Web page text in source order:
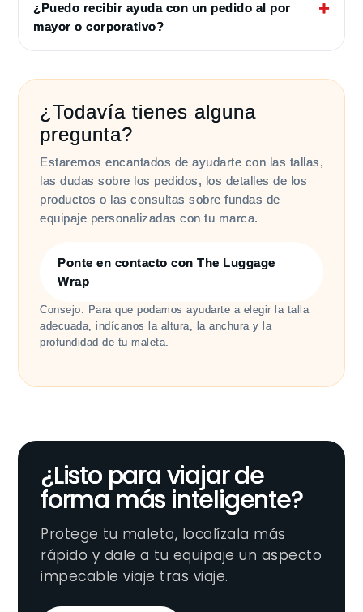
¿Puedo recibir ayuda con un pedido al por
mayor o corporativo?
¿Todavía tienes alguna
pregunta?
Estaremos encantados de ayudarte con las tallas,
las dudas sobre los pedidos, los detalles de los
productos o las consultas sobre fundas de
equipaje personalizadas con tu marca.
Ponte en contacto con The Luggage
Wrap
Consejo: Para que podamos ayudarte a elegir la talla
adecuada, indícanos la altura, la anchura y la
profundidad de tu maleta.
¿Listo para viajar de
forma más inteligente?
Protege tu maleta, localízala más
rápido y dale a tu equipaje un aspecto
impecable viaje tras viaje.